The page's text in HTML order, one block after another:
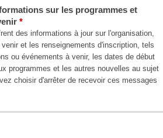
sur les programmes et
des informations à jour sur l'organisation,
venir et les renseignements d'inscription, tels
ou événements à venir, les dates de début
programmes et les autres nouvelles au sujet
choisir d'arrêter de recevoir ces messages